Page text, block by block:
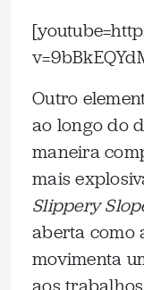
Outro
ao longo do
maneira
mais
Slippery
aberta como
movimenta